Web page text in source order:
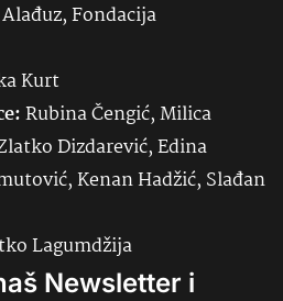
Fondacija
Kurt
Rubina Čengić, Milica
Dizdarević, Edina
Kenan Hadžić, Slađan
Lagumdžija
Newsletter i